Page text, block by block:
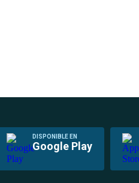
DISPONIBLE EN
Google Play